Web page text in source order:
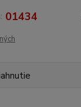
01434